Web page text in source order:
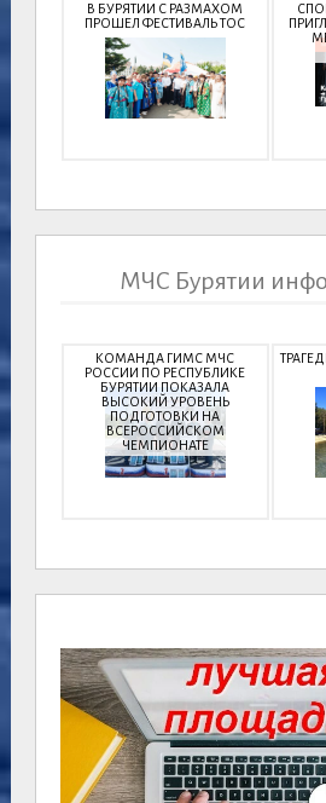
В БУРЯТИИ С РАЗМАХОМ
ПРОШЕЛ ФЕСТИВАЛЬ ТОС
МЧС Бурятии
КОМАНДА ГИМС МЧС
РОССИИ ПО РЕСПУБЛИКЕ
БУРЯТИИ ПОКАЗАЛА
ВЫСОКИЙ УРОВЕНЬ
ПОДГОТОВКИ НА
ВСЕРОССИЙСКОМ
ЧЕМПИОНАТЕ